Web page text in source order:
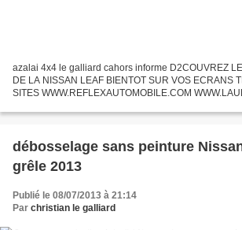
azalai 4x4 le galliard cahors informe D2COUVREZ
DE LA NISSAN LEAF BIENTOT SUR VOS ECRANS
SITES WWW.REFLEXAUTOMOBILE.COM
Cahors/22730...
débosselage sans peinture
grêle 2013
Publié le 08/07/2013 à 21:14
Par christian le galliard